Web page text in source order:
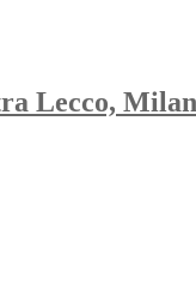
Lecco,